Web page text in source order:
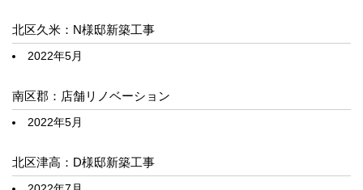
北区久米：N様邸新築工事
2022年5月
南区郡：店舗リノベーション
2022年5月
北区津高：D様邸新築工事